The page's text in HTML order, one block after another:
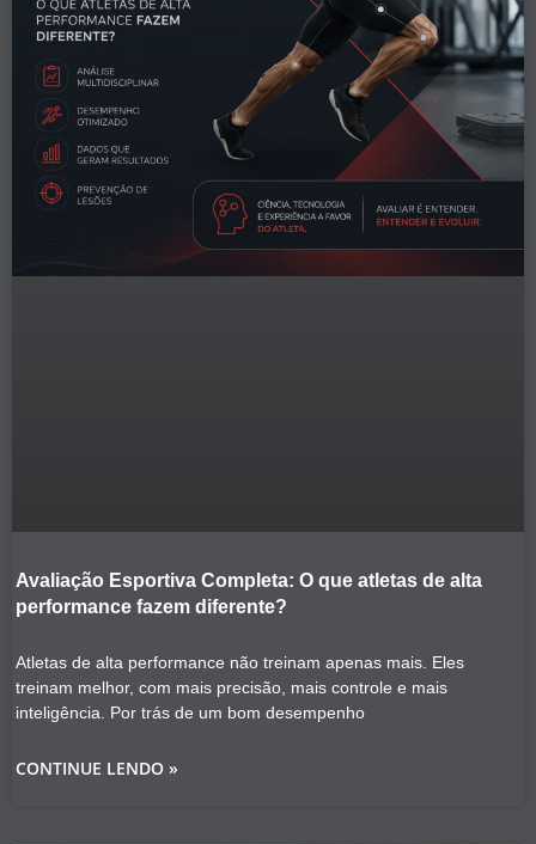
Avaliação Esportiva Completa: O que atletas de alta
performance fazem diferente?
Atletas de alta performance não treinam apenas mais. Eles
treinam melhor, com mais precisão, mais controle e mais
inteligência. Por trás de um bom desempenho
CONTINUE LENDO »